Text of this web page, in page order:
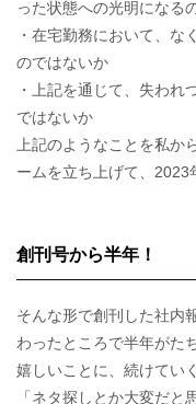
った状態への光明になる
・在宅勤務において、な
のではないか
・上記を通じて、失われ
ではないか
上記のようなことを私
ームを立ち上げて、2023
創刊号から半年！
そんな形で創刊した社内
わったところで半年がた
嬉しいことに、続けてい
「ネタ探しとか大変だと